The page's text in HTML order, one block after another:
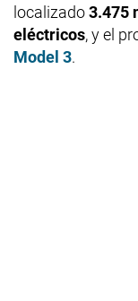
localizado3.475
eléctricos, y el
Model 3.